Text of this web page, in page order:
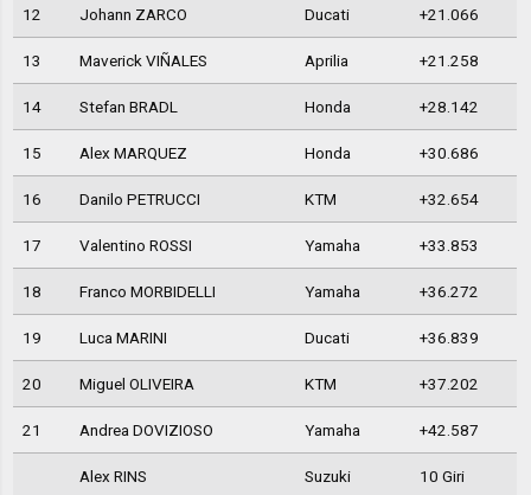
12 Johann ZARCO Ducati +21.066
13 Maverick VIÑALES Aprilia +21.258
14 Stefan BRADL Honda +28.142
15 Alex MARQUEZ Honda +30.686
16 Danilo PETRUCCI KTM +32.654
17 Valentino ROSSI Yamaha +33.853
18 Franco MORBIDELLI Yamaha +36.272
19 Luca MARINI Ducati +36.839
20 Miguel OLIVEIRA KTM +37.202
21 Andrea DOVIZIOSO Yamaha +42.587
Alex RINS Suzuki 10 Giri